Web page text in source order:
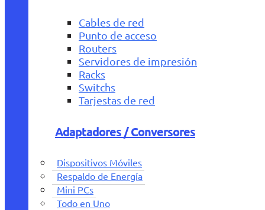
Cables de red
Punto de acceso
Routers
Servidores de impresión
Racks
Switchs
Tarjestas de red
Adaptadores / Conversores
Dispositivos Móviles
Respaldo de Energía
Mini PCs
Todo en Uno